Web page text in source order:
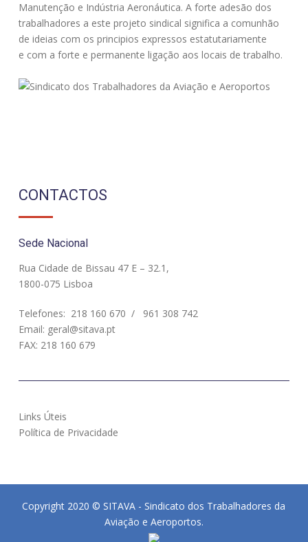
Manutenção e Indústria Aeronáutica. A forte adesão dos
trabalhadores a este projeto sindical significa a comunhão
de ideias com os principios expressos estatutariamente
e com a forte e permanente ligação aos locais de trabalho.
CONTACTOS
Sede Nacional
Rua Cidade de Bissau 47 E – 32.1,
1800-075 Lisboa
Telefones: 218 160 670 /
961 308 742
Email: geral@sitava.pt
FAX: 218 160 679
Links Úteis
Política de Privacidade
Copyright 2020 © SITAVA - Sindicato dos Trabalhadores da
Aviação e Aeroportos.